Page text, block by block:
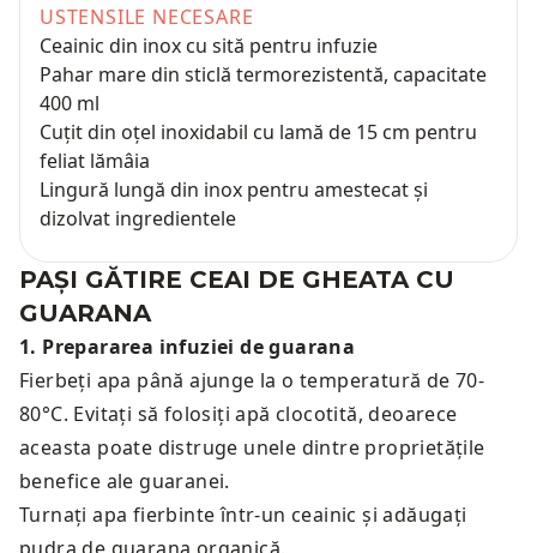
USTENSILE NECESARE
Ceainic din inox cu sită pentru infuzie
Pahar mare din sticlă termorezistentă, capacitate
400 ml
Cuțit din oțel inoxidabil cu lamă de 15 cm pentru
feliat lămâia
Lingură lungă din inox pentru amestecat și
dizolvat ingredientele
PAȘI GĂTIRE CEAI DE GHEATA CU
GUARANA
1. Prepararea infuziei de guarana
Fierbeți apa până ajunge la o temperatură de 70-
80°C. Evitați să folosiți apă clocotită, deoarece
aceasta poate distruge unele dintre proprietățile
benefice ale guaranei.
Turnați apa fierbinte într-un ceainic și adăugați